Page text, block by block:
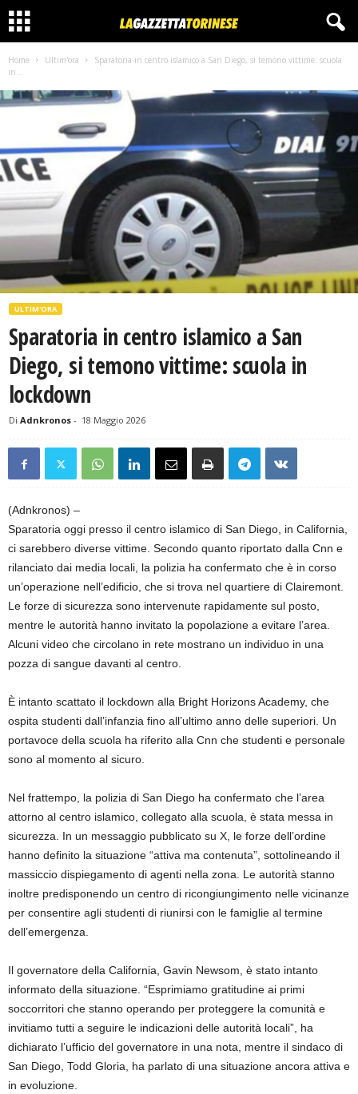
Home Ultim'ora
Sparatoria in centro islamico a San Diego, si temono vittime: scuola
in...
ULTIM'ORA
Sparatoria in centro islamico a San
Diego, si temono vittime: scuola in
lockdown
Di Adnkronos - 18 Maggio 2026
(Adnkronos) –
Sparatoria oggi presso il centro islamico di San Diego, in California,
ci sarebbero diverse vittime. Secondo quanto riportato dalla Cnn e
rilanciato dai media locali, la polizia ha confermato che è in corso
un’operazione nell’edificio, che si trova nel quartiere di Clairemont.
Le forze di sicurezza sono intervenute rapidamente sul posto,
mentre le autorità hanno invitato la popolazione a evitare l’area.
Alcuni video che circolano in rete mostrano un individuo in una
pozza di sangue davanti al centro.
È intanto scattato il lockdown alla Bright Horizons Academy, che
ospita studenti dall’infanzia fino all’ultimo anno delle superiori. Un
portavoce della scuola ha riferito alla Cnn che studenti e personale
sono al momento al sicuro.
Nel frattempo, la polizia di San Diego ha confermato che l’area
attorno al centro islamico, collegato alla scuola, è stata messa in
sicurezza. In un messaggio pubblicato su X, le forze dell’ordine
hanno definito la situazione “attiva ma contenuta”, sottolineando il
massiccio dispiegamento di agenti nella zona. Le autorità stanno
inoltre predisponendo un centro di ricongiungimento nelle vicinanze
per consentire agli studenti di riunirsi con le famiglie al termine
dell’emergenza.
Il governatore della California, Gavin Newsom, è stato intanto
informato della situazione. “Esprimiamo gratitudine ai primi
soccorritori che stanno operando per proteggere la comunità e
invitiamo tutti a seguire le indicazioni delle autorità locali”, ha
dichiarato l’ufficio del governatore in una nota, mentre il sindaco di
San Diego, Todd Gloria, ha parlato di una situazione ancora attiva e
in evoluzione.